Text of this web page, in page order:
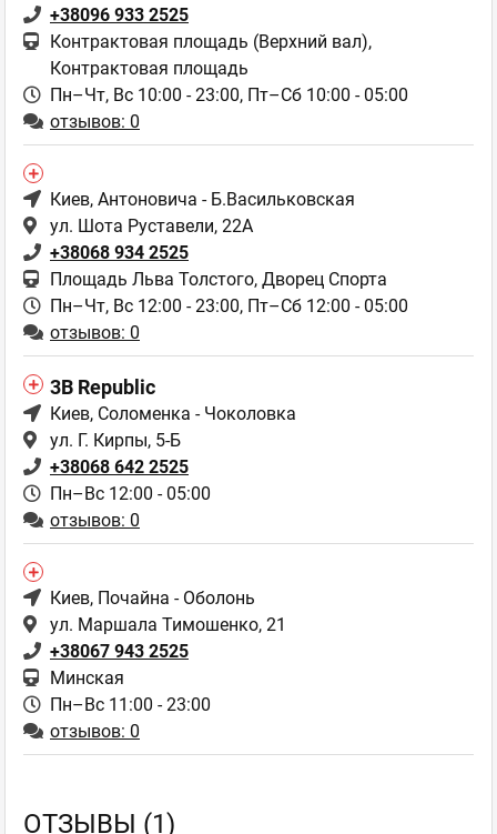
+38096 933 2525
Контрактовая площадь (Верхний вал),
Контрактовая площадь
Пн–Чт, Вс 10:00 - 23:00, Пт–Сб 10:00 - 05:00
отзывов: 0
Киев, Антоновича - Б.Васильковская
ул. Шота Руставели, 22А
+38068 934 2525
Площадь Льва Толстого, Дворец Спорта
Пн–Чт, Вс 12:00 - 23:00, Пт–Сб 12:00 - 05:00
отзывов: 0
3B Republic
Киев, Соломенка - Чоколовка
ул. Г. Кирпы, 5-Б
+38068 642 2525
Пн–Вс 12:00 - 05:00
отзывов: 0
Киев, Почайна - Оболонь
ул. Маршала Тимошенко, 21
+38067 943 2525
Минская
Пн–Вс 11:00 - 23:00
отзывов: 0
ОТЗЫВЫ (1)